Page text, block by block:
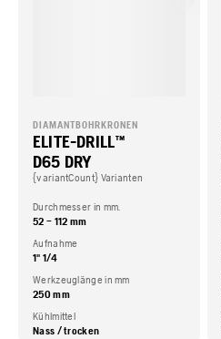
DIAMANTBOHRKRONEN
ELITE-DRILL™
D65 DRY
{variantCount} Varianten
Durchmesser in mm.
52 – 112 mm
Aufnahme
1" 1/4
Werkzeuglänge in mm
250 mm
Kühlmittel
Nass / trocken